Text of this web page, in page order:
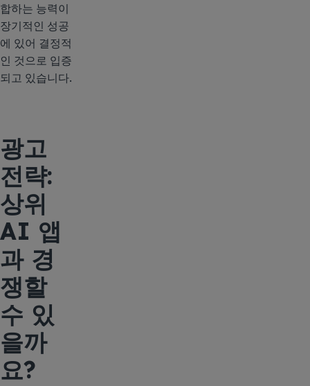
합하는 능력이
장기적인 성공
에 있어 결정적
인 것으로 입증
되고 있습니다.
광고
전략:
상위
AI 앱
과 경
쟁할
수 있
을까
요?